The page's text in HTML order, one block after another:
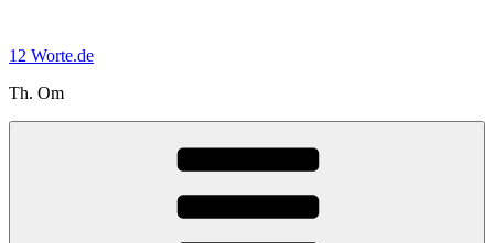
springen
12 Worte.de
Th. Om